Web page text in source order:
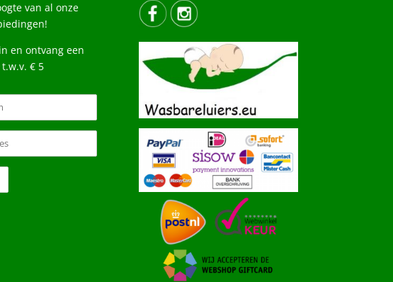
van al onze
en ontvang een
€ 5